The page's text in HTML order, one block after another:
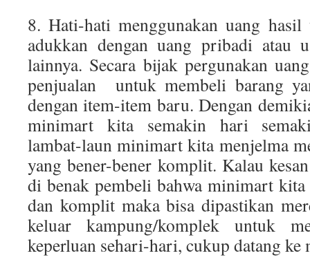
8. Hati-hati menggunakan uang hasil
adukkan dengan uang pribadi atau
lainnya. Secara bijak pergunakan
penjualan untuk membeli barang
dengan item-item baru. Dengan
minimart kita semakin hari
lambat-laun minimart kita menjelma
yang bener-bener komplit. Kalau
di benak pembeli bahwa minimart kita
dan komplit maka bisa dipastikan
keluar kampung/komplek untuk
keperluan sehari-hari, cukup datang